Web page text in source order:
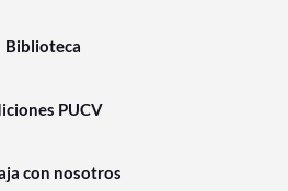
Biblioteca
PUCV
con nosotros